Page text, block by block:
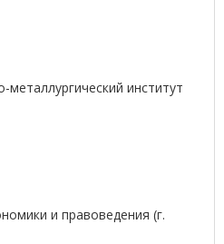
металлургический институт
и правоведения (г.